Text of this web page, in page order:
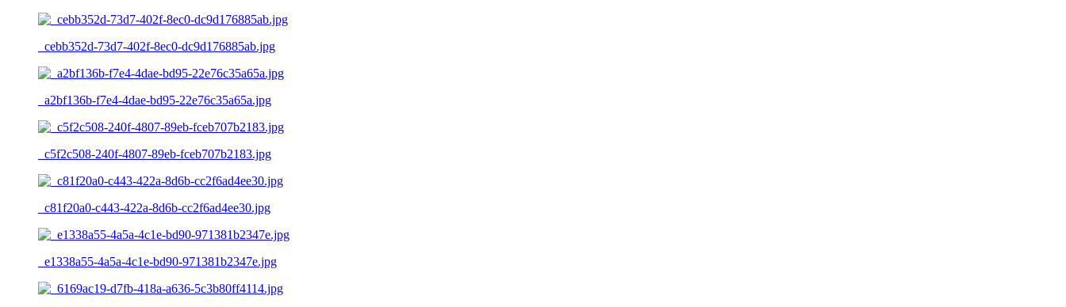
_cebb352d-73d7-402f-8ec0-dc9d176885ab.jpg
_a2bf136b-f7e4-4dae-bd95-22e76c35a65a.jpg
_c5f2c508-240f-4807-89eb-fceb707b2183.jpg
_c81f20a0-c443-422a-8d6b-cc2f6ad4ee30.jpg
_e1338a55-4a5a-4c1e-bd90-971381b2347e.jpg